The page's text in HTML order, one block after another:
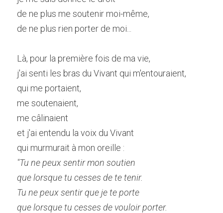
de ne plus me soutenir moi-même,
de ne plus rien porter de moi...
Là, pour la première fois de ma vie,
j'ai senti les bras du Vivant qui m'entouraient,
qui me portaient,
me soutenaient,
me câlinaient
et j'ai entendu la voix du Vivant
qui murmurait à mon oreille :
"Tu ne peux sentir mon soutien
que lorsque tu cesses de te tenir.
Tu ne peux sentir que je te porte
que lorsque tu cesses de vouloir porter.